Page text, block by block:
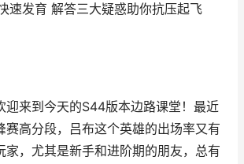
速发育 解答三大疑惑助你抗压起飞
迎来到今天的S44版本边路课堂！最近
赛高分段，吕布这个英雄的出场率又有
家，尤其是新手和进阶期的朋友，总有